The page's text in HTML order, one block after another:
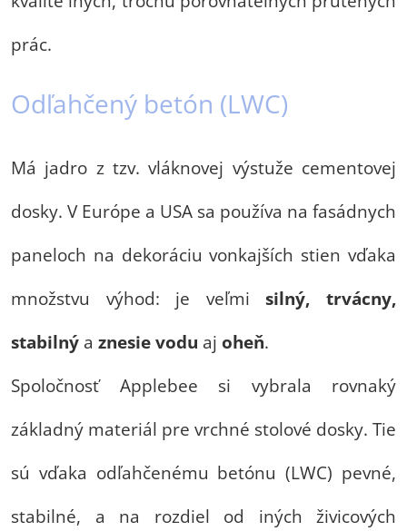
prác.
Odľahčený betón (LWC)
Má jadro z tzv. vláknovej výstuže cementovej
dosky. V Európe a USA sa používa na fasádnych
paneloch na dekoráciu vonkajších stien vďaka
množstvu výhod: je veľmisilný, trvácny,
stabilný a znesie vodu aj oheň.
Spoločnosť Applebee si vybrala rovnaký
základný materiál pre vrchné stolové dosky. Tie
sú vďaka odľahčenému betónu (LWC) pevné,
stabilné, a na rozdiel od iných živicových